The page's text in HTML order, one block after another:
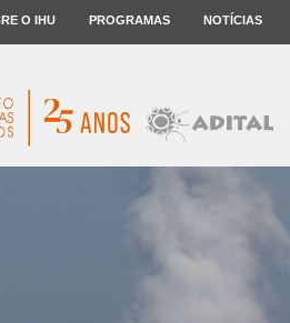
O IHU PROGRAMAS NOTÍCIAS